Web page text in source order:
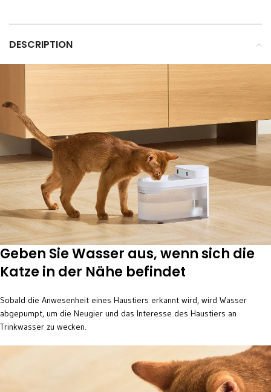
DESCRIPTION
Geben Sie Wasser aus, wenn sich die
Katze in der Nähe befindet
Sobald die Anwesenheit eines Haustiers erkannt wird, wird Wasser
abgepumpt, um die Neugier und das Interesse des Haustiers an
Trinkwasser zu wecken.